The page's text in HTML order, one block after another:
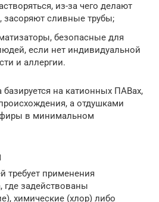
из-за чего делают
засоряют сливные трубы;
безопасные для
если нет индивидуальной
и аллергии.
на катионных ПАВах,
а отдушками
в минимальном
требует применения
где задействованы
химические (хлор) либо